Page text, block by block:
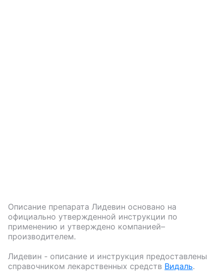
Описание препарата Лидевин основано на
официально утвержденной инструкции по
применению и утверждено компанией–
производителем.
Лидевин - описание и инструкция предоставлены
справочником лекарственных средств Видаль.